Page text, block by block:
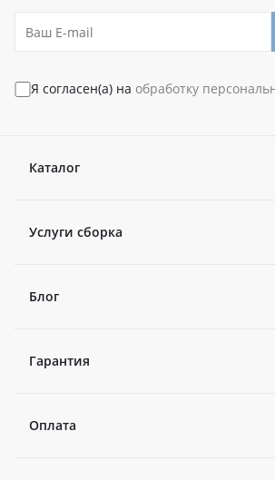
Я согласен(а) на обработку
Каталог
Услуги сборка
Блог
Гарантия
Оплата